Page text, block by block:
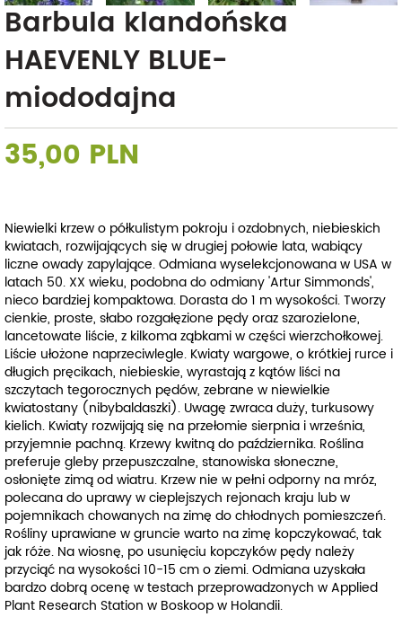
Barbula klandońska
HAEVENLY BLUE-
miododajna
35,00 PLN
Niewielki krzew o półkulistym pokroju i ozdobnych, niebieskich
kwiatach, rozwijających się w drugiej połowie lata, wabiący
liczne owady zapylające. Odmiana wyselekcjonowana w USA w
latach 50. XX wieku, podobna do odmiany 'Artur Simmonds',
nieco bardziej kompaktowa. Dorasta do 1 m wysokości. Tworzy
cienkie, proste, słabo rozgałęzione pędy oraz szarozielone,
lancetowate liście, z kilkoma ząbkami w części wierzchołkowej.
Liście ułożone naprzeciwlegle. Kwiaty wargowe, o krótkiej rurce i
długich pręcikach, niebieskie, wyrastają z kątów liści na
szczytach tegorocznych pędów, zebrane w niewielkie
kwiatostany (nibybaldaszki). Uwagę zwraca duży, turkusowy
kielich. Kwiaty rozwijają się na przełomie sierpnia i września,
przyjemnie pachną. Krzewy kwitną do października. Roślina
preferuje gleby przepuszczalne, stanowiska słoneczne,
osłonięte zimą od wiatru. Krzew nie w pełni odporny na mróz,
polecana do uprawy w cieplejszych rejonach kraju lub w
pojemnikach chowanych na zimę do chłodnych pomieszczeń.
Rośliny uprawiane w gruncie warto na zimę kopczykować, tak
jak róże. Na wiosnę, po usunięciu kopczyków pędy należy
przyciąć na wysokości 10-15 cm o ziemi. Odmiana uzyskała
bardzo dobrą ocenę w testach przeprowadzonych w Applied
Plant Research Station w Boskoop w Holandii.